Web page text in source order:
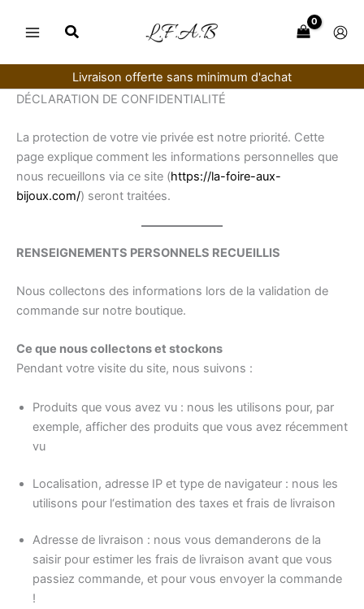
Livraison offerte sans minimum d'achat
DÉCLARATION DE CONFIDENTIALITÉ
La protection de votre vie privée est notre priorité. Cette
page explique comment les informations personnelles que
nous recueillons via ce site (https://la-foire-aux-
bijoux.com/) seront traitées.
RENSEIGNEMENTS PERSONNELS RECUEILLIS
Nous collectons des informations lors de la validation de
commande sur notre boutique.
Ce que nous collectons et stockons
Pendant votre visite du site, nous suivons :
Produits que vous avez vu : nous les utilisons pour, par
exemple, afficher des produits que vous avez récemment
vu
Localisation, adresse IP et type de navigateur : nous les
utilisons pour l‘estimation des taxes et frais de livraison
Adresse de livraison : nous vous demanderons de la
saisir pour estimer les frais de livraison avant que vous
passiez commande, et pour vous envoyer la commande
!